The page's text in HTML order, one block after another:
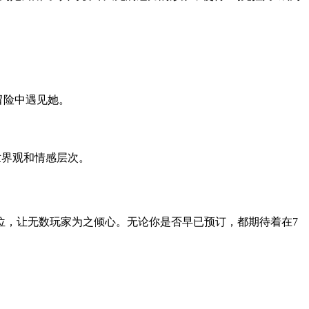
中遇见她。
观和情感层次。
让无数玩家为之倾心。无论你是否早已预订，都期待着在7